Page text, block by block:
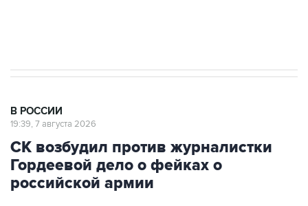
В РОССИИ
19:39, 7 августа 2026
СК возбудил против журналистки
Гордеевой дело о фейках о
российской армии